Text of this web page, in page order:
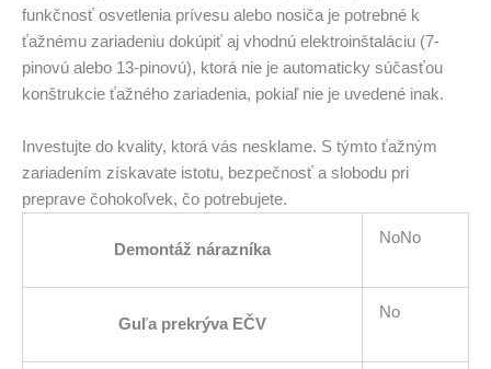
funkčnosť osvetlenia prívesu alebo nosiča je potrebné k
ťažnému zariadeniu dokúpiť aj vhodnú elektroinštaláciu (7-
pinovú alebo 13-pinovú), ktorá nie je automaticky súčasťou
konštrukcie ťažného zariadenia, pokiaľ nie je uvedené inak.
Investujte do kvality, ktorá vás nesklame. S týmto ťažným
zariadením získavate istotu, bezpečnosť a slobodu pri
preprave čohokoľvek, čo potrebujete.
Demontáž nárazníka
NoNo
Guľa prekrýva EČV
No